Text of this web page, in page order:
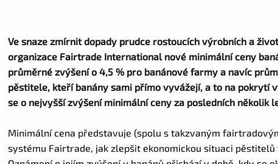
Ve snaze zmírnit dopady prudce rostoucích výrobních a
organizace Fairtrade International nové minimální ceny
průměrné zvýšení o 4,5 % pro banánové farmy a navíc
pěstitele, kteří banány sami přímo vyvážejí, a to na pokrytí
se o nejvyšší zvýšení minimální ceny za posledních několik
Minimální cena představuje (spolu s takzvaným
systému Fairtrade, jak zlepšit ekonomickou situaci